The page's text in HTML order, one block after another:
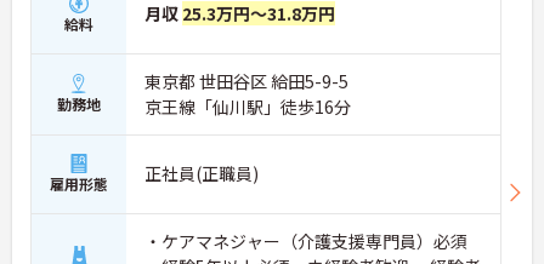
給料 月収 25.3万円～31.8万円
勤務地
東京都 世田谷区 給田5-9-5
京王線「仙川駅」徒歩16分
雇用形態 正社員(正職員)
・ケアマネジャー（介護支援専門員）必須